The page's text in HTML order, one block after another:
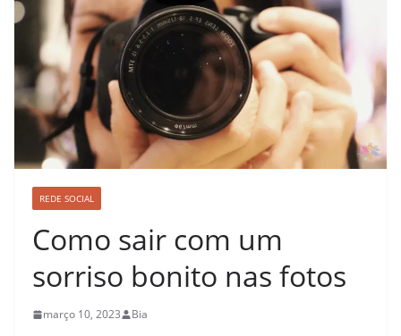
REDE SOCIAL
Como sair com um
sorriso bonito nas fotos
março 10, 2023 Bia